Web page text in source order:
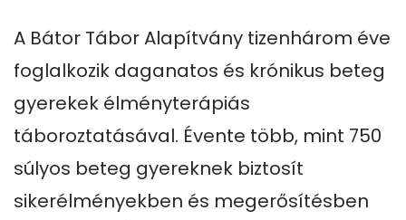
A Bátor Tábor Alapítvány tizenhárom éve
foglalkozik daganatos és krónikus beteg
gyerekek élményterápiás
táboroztatásával. Évente több, mint 750
súlyos beteg gyereknek biztosít
sikerélményekben és megerősítésben